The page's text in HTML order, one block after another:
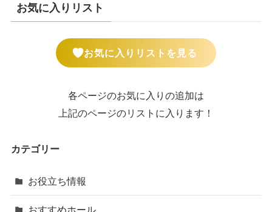
お気に入りリスト
お気に入りリストを見る
各ページのお気に入りの追加は
上記のページのリストに入ります！
カテゴリー
お役立ち情報
おすすめホール